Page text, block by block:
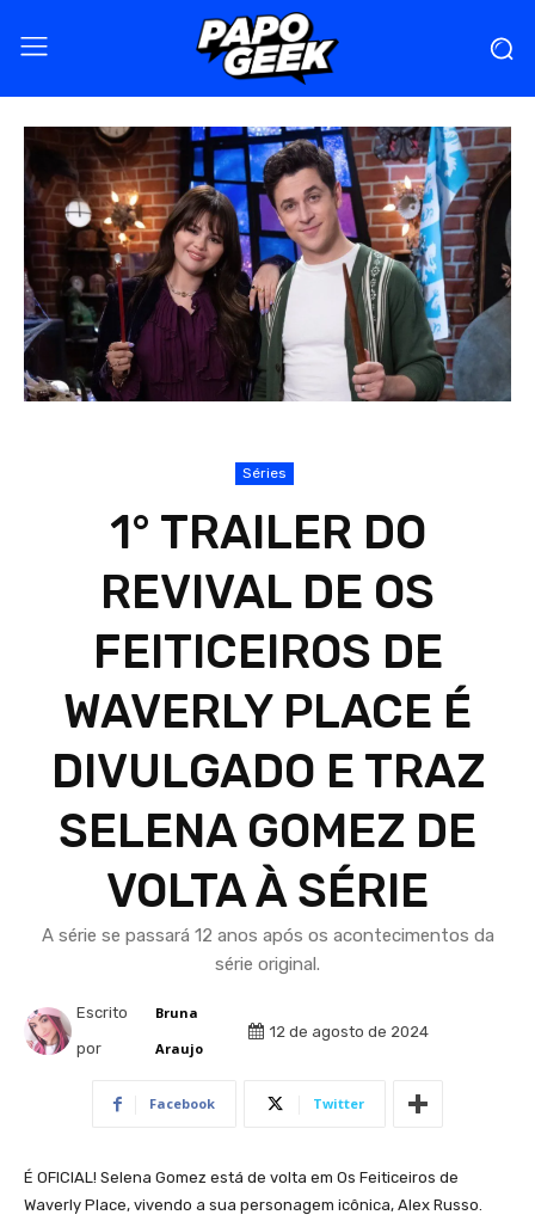
Séries
1° TRAILER DO
REVIVAL DE OS
FEITICEIROS DE
WAVERLY PLACE É
DIVULGADO E TRAZ
SELENA GOMEZ DE
VOLTA À SÉRIE
A série se passará 12 anos após os acontecimentos da
série original.
Escrito
por
Bruna
Araujo
12 de agosto de 2024
Facebook Twitter
É OFICIAL! Selena Gomez está de volta em Os Feiticeiros de
Waverly Place, vivendo a sua personagem icônica, Alex Russo.